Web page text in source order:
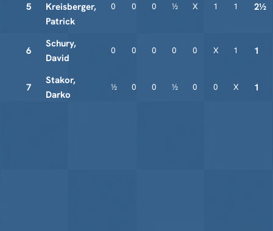
5
Kreisberger,
Patrick
0 0 0 ½ X 1 1 2½
6
Schury,
David
0 0 0 0 0 X 1 1
7
Stakor,
Darko
½ 0 0 ½ 0 0 X 1